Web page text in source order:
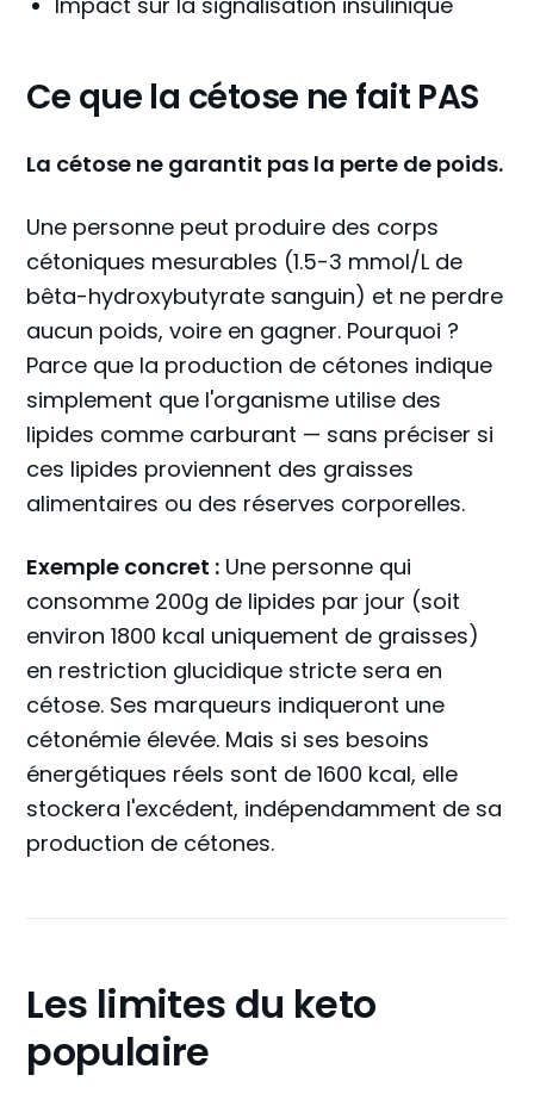
Ce que la cétose ne fait PAS
La cétose ne garantit pas la perte de poids.
Une personne peut produire des corps
cétoniques mesurables (1.5-3 mmol/L de
bêta-hydroxybutyrate sanguin) et ne perdre
aucun poids, voire en gagner. Pourquoi ?
Parce que la production de cétones indique
simplement que l'organisme utilise des
lipides comme carburant — sans préciser si
ces lipides proviennent des graisses
alimentaires ou des réserves corporelles.
Exemple concret : Une personne qui
consomme 200g de lipides par jour (soit
environ 1800 kcal uniquement de graisses)
en restriction glucidique stricte sera en
cétose. Ses marqueurs indiqueront une
cétonémie élevée. Mais si ses besoins
énergétiques réels sont de 1600 kcal, elle
stockera l'excédent, indépendamment de sa
production de cétones.
Les limites du keto
populaire